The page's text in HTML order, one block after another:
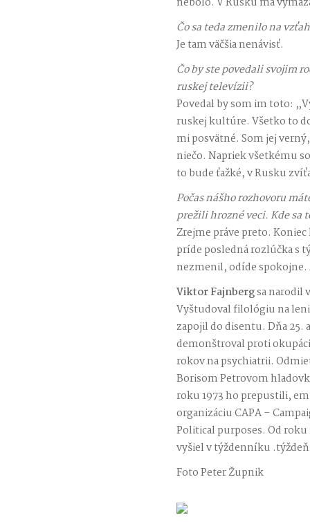
Čo sa teda zmenilo na
Je tam väčšia nenávisť.
Čo by ste povedali svojim
ruskej televízii?
Povedal by som im toto:
ruskej kultúre. Všetko to
mi posvätné. Som jej
niečo. Napriek všetkému
to bude ťažké, v Rusku
Počas nášho rozhovoru
prežili hrozné veci. Kde sa
Zrejme práve preto.
príde posledná rozlúčka s
nezmenil, odíde spokojne.
Viktor Fajnbergsa narodil
Vyštudoval filológiu na
zapojil do disentu. Dňa 25.
demonštroval proti
rokov na psychiatrii.
Borisom Petrovom
roku 1973 ho prepustili,
organizáciu CAPA –
Political purposes. Od
vyšiel v týždenníku
Foto Peter Župnik